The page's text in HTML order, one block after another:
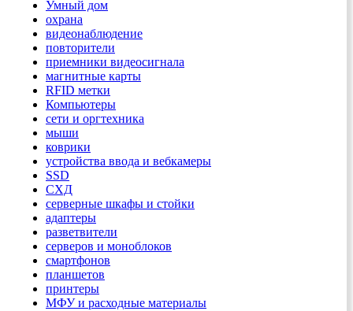
Умный дом
охрана
видеонаблюдение
повторители
приемники видеосигнала
магнитные карты
RFID метки
Компьютеры
сети и оргтехника
мыши
коврики
устройства ввода и вебкамеры
SSD
СХД
серверные шкафы и стойки
адаптеры
разветвители
серверов и моноблоков
смартфонов
планшетов
принтеры
МФУ и расходные материалы